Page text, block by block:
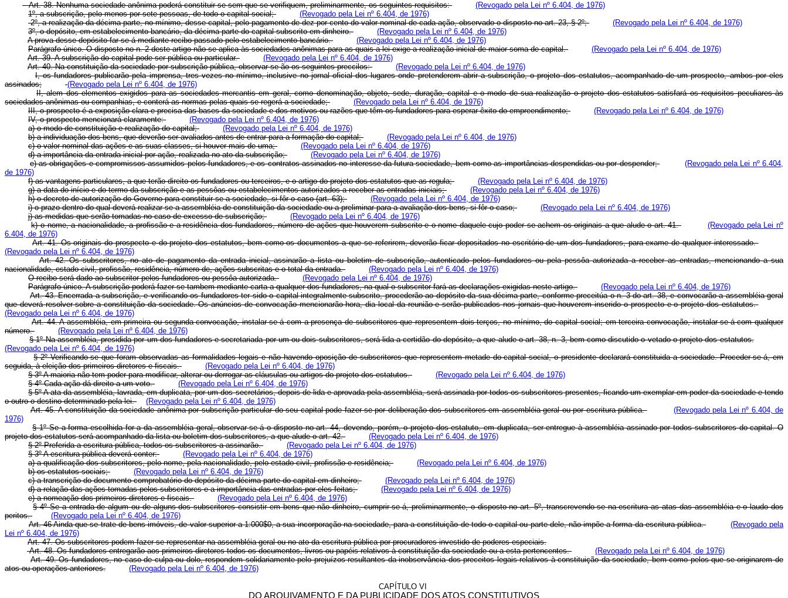
Art. 38. Nenhuma sociedade anônima poderá constituir-se sem que se verifiquem, preliminarmente, os seguintes requisitos:
(Revogado pela Lei nº 6.404, de 1976)
1º, a subscrição, pelo menos por sete pessoas, de todo o capital social;
(Revogado pela Lei nº 6.404, de 1976)
2º, a realização da décima parte, no mínimo, desse capital, pelo pagamento de dez por cento do valor nominal de cada ação, observado o disposto no art. 23, § 2º;
(Revogado pela Lei nº 6.404, de 1976)
3º, o depósito, em estabelecimento bancário, da décima parte do capital subscrito em dinheiro.
(Revogado pela Lei nº 6.404, de 1976)
A prova desse depósito far-se-á mediante recibo passado pelo estabelecimento bancário.
(Revogado pela Lei nº 6.404, de 1976)
Parágrafo único. O disposto no n. 2 deste artigo não se aplica às sociedades anônimas para as quais a lei exige a realização inicial de maior soma de capital.
(Revogado pela Lei nº 6.404, de 1976)
Art. 39. A subscrição do capital pode ser pública ou particular.
(Revogado pela Lei nº 6.404, de 1976)
Art. 40. Na constituição da sociedade por subscrição pública, observar-se-ão os seguintes preccilos:
(Revogado pela Lei nº 6.404, de 1976)
I, os fundadores publicarão pela imprensa, tres vezes no mínimo, inclusive no jornal oficial dos lugares onde pretenderem abrir a subscrição, o projeto dos estatutos, acompanhado de um prospecto, ambos por eles
assinados;
(Revogado pela Lei nº 6.404, de 1976)
II, alem dos elementos exigidos para as sociedades mercantis em geral, como denominação, objeto, sede, duração, capital e o modo de sua realização o projeto dos estatutos satisfará os requisitos peculiares às
sociedades anônimas ou companhias, e conterá as normas pelas quais se regerá a sociedade;
(Revogado pela Lei nº 6.404, de 1976)
III, o prospecto é a exposição clara e precisa das bases da sociedade e dos motivos ou razões que têm os fundadores para esperar êxito do empreendimento;
(Revogado pela Lei nº 6.404, de 1976)
IV, o prospecto mencionará claramente:
(Revogado pela Lei nº 6.404, de 1976)
a) o modo de constituição e realização do capital;
(Revogado pela Lei nº 6.404, de 1976)
b) a individuação dos bens, que deverão ser avaliados antes de entrar para a formação do capital;
(Revogado pela Lei nº 6.404, de 1976)
c) o valor nominal das ações e as suas classes, si houver mais de uma;
(Revogado pela Lei nº 6.404, de 1976)
d) a importância da entrada inicial por ação, realizada no ato da subscrição;
(Revogado pela Lei nº 6.404, de 1976)
e) as obrigações e compromissos assumidos pelos fundadores, e os contratos assinados no interesse da futura sociedade, bem como as importâncias despendidas ou por despender;
(Revogado pela Lei nº 6.404,
de 1976)
f) as vantagens particulares, a que terão direito os fundadores ou terceiros, e o artigo do projeto dos estatutos que as regula;
(Revogado pela Lei nº 6.404, de 1976)
g) a data do início e do termo da subscrição e as pessôas ou estabelecimentos autorizados a receber as entradas iniciais;
(Revogado pela Lei nº 6.404, de 1976)
h) o decreto de autorização do Governo para constituir-se a sociedade, si fôr o caso (art. 63);
(Revogado pela Lei nº 6.404, de 1976)
i) o prazo dentro do qual deverá realizar-se a assembléia de constituição da sociedade ou a preliminar para a avaliação dos bens, si fôr o caso;
(Revogado pela Lei nº 6.404, de 1976)
j) as medidas que serão tomadas no caso de excesso de subscrição;
(Revogado pela Lei nº 6.404, de 1976)
k) o nome, a nacionalidade, a profissão e a residência dos fundadores, número de ações que houverem subscrito e o nome daquele cujo poder se achem os originais a que alude o art. 41.
(Revogado pela Lei nº
6.404, de 1976)
Art. 41. Os originais do prospecto e do projeto dos estatutos, bem como os documentos a que se referirem, deverão ficar depositados no escritório de um dos fundadores, para exame de qualquer interessado.
(Revogado pela Lei nº 6.404, de 1976)
Art. 42. Os subscritores, no ato de pagamento da entrada inicial, assinarão a lista ou boletim de subscrição, autenticado pelos fundadores ou pela pessôa autorizada a receber as entradas, mencionando a sua
nacionalidade, estado civil, profissão, residência, número de, ações subscritas e o total da entrada.
(Revogado pela Lei nº 6.404, de 1976)
O recibo será dado ao subscritor pelos fundadores ou pessôa autorizada.
(Revogado pela Lei nº 6.404, de 1976)
Parágrafo único. A subscrição poderá fazer-se tambem mediante carta a qualquer dos fundadores, na qual o subscritor fará as declarações exigidas neste artigo.
(Revogado pela Lei nº 6.404, de 1976)
Art. 43. Encerrada a subscrição, e verificando os fundadores ter sido o capital integralmente subscrito, procederão ao depósito da sua décima parte, conforme preceitúa o n. 3 do art. 38, e convocarão a assembléia geral
que deverá resolver sobre a constituição da sociedade. Os anúncios de convocação mencionarão hora, dia local da reunião e serão publicados nos jornais que houverem inserido o prospecto e o projeto dos estatutos.
(Revogado pela Lei nº 6.404, de 1976)
Art. 44. A assembléia, em primeira ou segunda convocação, instalar-se-á com a presença de subscritores que representem dois terços, no mínimo, do capital social; em terceira convocação, instalar-se-á com qualquer
número.
(Revogado pela Lei nº 6.404, de 1976)
§ 1º Na assembléia, presidida por um dos fundadores e secretariada por um ou dois subscritores, será lida a certidão do depósito, a que alude o art. 38, n. 3, bem como discutido o vetado o projeto dos estatutos.
(Revogado pela Lei nº 6.404, de 1976)
§ 2º Verificando-se que foram observadas as formalidades legais e não havendo oposição de subscritores que representem metade do capital social, o presidente declarará constituida a sociedade. Proceder-se-á, em
seguida, à eleição dos primeiros diretores e fiscais.
(Revogado pela Lei nº 6.404, de 1976)
§ 3º A maioria não tem poder para modificar, alterar ou derrogar as cláusulas ou artigos do projeto dos estatutos.
(Revogado pela Lei nº 6.404, de 1976)
§ 4º Cada ação dá direito a um voto.
(Revogado pela Lei nº 6.404, de 1976)
§ 5º A ata da assembléia, lavrada, em duplicata, por um dos secretários, depois de lida e aprovada pela assembléia, será assinada por todos os subscritores presentes, ficando um exemplar em poder da sociedade e tendo
o outro o destino determinado pela lei.
(Revogado pela Lei nº 6.404, de 1976)
Art. 45. A constituição da sociedade anônima por subscrição particular do seu capital pode fazer-se por deliberação dos subscritores em assembléia geral ou por escritura pública.
(Revogado pela Lei nº 6.404, de
1976)
§ 1º Se a forma escolhida for a da assembléia geral, observar-se-á o disposto no art. 44, devendo, porém, o projeto dos estatuto, em duplicata, ser entregue à assembléia assinado por todos subscritores do capital. O
projeto dos estatutos será acompanhado da lista ou boletim dos subscritores, a que alude o art. 42.
(Revogado pela Lei nº 6.404, de 1976)
§ 2º Preferida a escritura pública, todos os subscritores a assinarão.
(Revogado pela Lei nº 6.404, de 1976)
§ 3º A escritura pública deverá conter:
(Revogado pela Lei nº 6.404, de 1976)
a) a qualificação dos subscritores, pelo nome, pela nacionalidade, pelo estado civil, profissão e residência;
(Revogado pela Lei nº 6.404, de 1976)
b) os estatutos sociais;
(Revogado pela Lei nº 6.404, de 1976)
c) a transcrição do documento comprobatório do depósito da décima parte do capital em dinheiro;
(Revogado pela Lei nº 6.404, de 1976)
d) a relação das ações tomadas pelos subscritores e a importância das entradas por eles feitas;
(Revogado pela Lei nº 6.404, de 1976)
e) a nomeação dos primeiros diretores e fiscais.
(Revogado pela Lei nº 6.404, de 1976)
§ 4º Se a entrada de algum ou de alguns dos subscritores consistir em bens que não dinheiro, cumprir-se-á, preliminarmente, o disposto no art. 5º, transcrevendo-se na escritura as atas das assembléia e o laudo dos
peritos.
(Revogado pela Lei nº 6.404, de 1976)
Art. 46 Ainda que se trate de bens imóveis, de valor superior a 1:000$0, a sua incorporação na sociedade, para a constituição de todo o capital ou parte dele, não impõe a forma da escritura pública.
(Revogado pela
Lei nº 6.404, de 1976)
Art. 47. Os subscritores podem fazer-se representar na assembléia geral ou no ato da escritura pública por procuradores investido de poderes especiais.
Art. 48. Os fundadores entregarão aos primeiros diretores todos os documentos, livros ou papéis relativos à constituição da sociedade ou a esta pertencentes.
(Revogado pela Lei nº 6.404, de 1976)
Art. 49. Os fundadores, no caso de culpa ou dolo, respondem solidariamente pelo prejuízos resultantes da inobservância dos preceitos legais relativos à constituição da sociedade, bem como pelos que se originarem de
atos ou operações anteriores.
(Revogado pela Lei nº 6.404, de 1976)
CAPÍTULO VI
DO ARQUIVAMENTO E DA PUBLICIDADE DOS ATOS CONSTITUTIVOS